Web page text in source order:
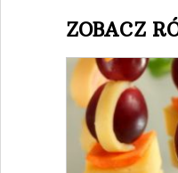
ZOBACZ